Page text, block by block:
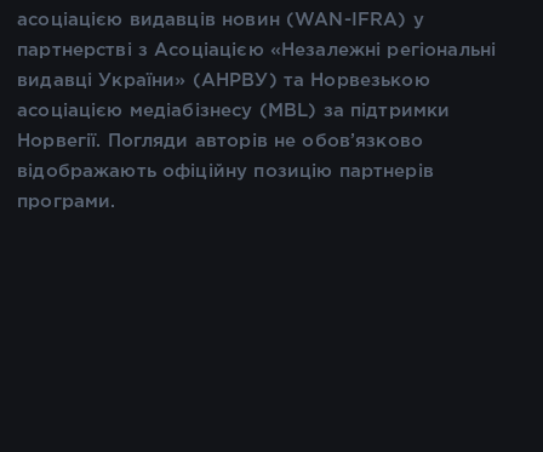
асоціацією видавців новин (WAN-IFRA) у
партнерстві з Асоціацією «Незалежні регіональні
видавці України» (АНРВУ) та Норвезькою
асоціацією медіабізнесу (MBL) за підтримки
Норвегії. Погляди авторів не обов’язково
відображають офіційну позицію партнерів
програми.